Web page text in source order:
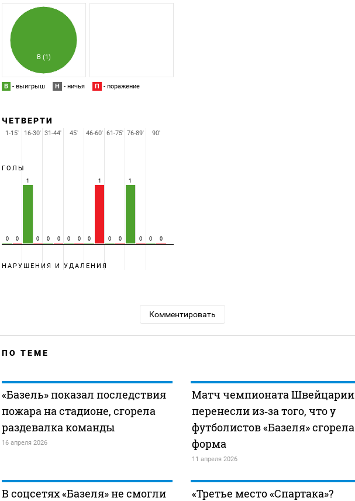
В (1)
В - выигрыш Н - ничья П - поражение
ЧЕТВЕРТИ
ГОЛЫ
0 0
1
0 0 0 0 0 0
1
0 0
1
0 0 0
НАРУШЕНИЯ И УДАЛЕНИЯ
1-15' 16-30' 31-44' 45' 46-60' 61-75' 76-89' 90'
Комментировать
ПО ТЕМЕ
«Базель» показал последствия
пожара на стадионе, сгорела
раздевалка команды
16 апреля 2026
Матч чемпионата Швейцарии
перенесли из‑за того, что у
футболистов «Базеля» сгорела
форма
11 апреля 2026
В соцсетях «Базеля» не смогли
«Третье место «Спартака»?